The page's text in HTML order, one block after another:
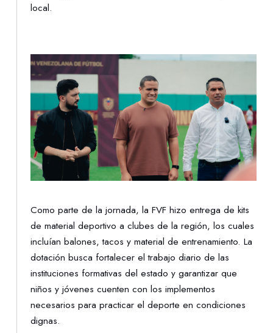
local.
Como parte de la jornada, la FVF hizo entrega de kits
de material deportivo a clubes de la región, los cuales
incluían balones, tacos y material de entrenamiento. La
dotación busca fortalecer el trabajo diario de las
instituciones formativas del estado y garantizar que
niños y jóvenes cuenten con los implementos
necesarios para practicar el deporte en condiciones
dignas.